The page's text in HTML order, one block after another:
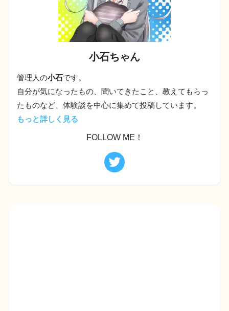
小石ちゃん
管理人の小石です。
自分が気になったもの、聞いてきたこと、教えてもらっ
たものなど、体験談を中心に集めて投稿しています。
もっと詳しく見る
FOLLOW ME！